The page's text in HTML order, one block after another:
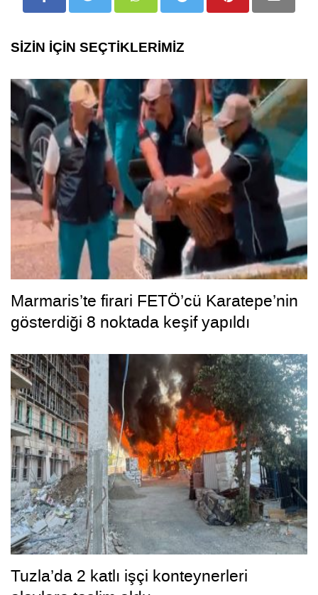
SİZİN İÇİN SEÇTİKLERİMİZ
Marmaris’te firari FETÖ’cü Karatepe’nin
gösterdiği 8 noktada keşif yapıldı
Tuzla’da 2 katlı işçi konteynerleri